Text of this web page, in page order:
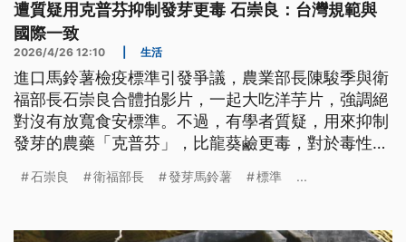
遭質疑用克普芬抑制發芽更毒 石崇良：台灣規範與
國際一致
2026/4/26 12:10 生活
進口馬鈴薯檢疫標準引發爭議，農業部長陳駿季與衛
福部長石崇良合體拍影片，一起大吃洋芋片，強調絕
對沒有放寬食安標準。不過，有學者質疑，用來抑制
發芽的農藥「克普芬」，比龍葵鹼更毒，對於毒性的
石崇良 衛福部長 發芽馬鈴薯 標準 ...